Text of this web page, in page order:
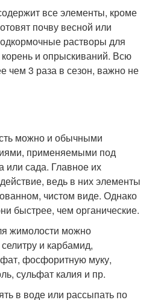
все элементы, кроме
почву весной или
растворы для
и опрыскиваний. Всю
чем 3 раза в сезон, важно не
можно и обычными
применяемыми под
или сада. Главное их
ведь в них элементы
чистом виде. Однако
быстрее, чем органические.
жимолости можно
и карбамид,
фосфоритную муку,
сульфат калия и пр.
в воде или рассыпать по